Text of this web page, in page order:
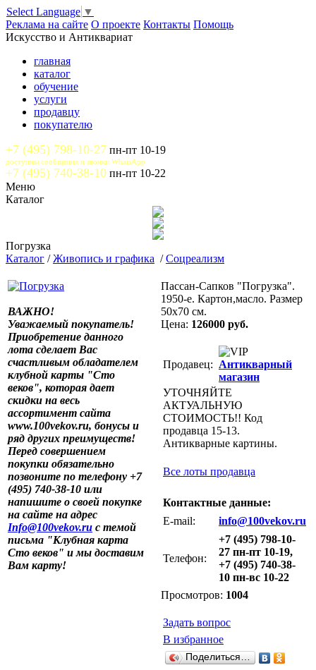
Select Language ▼
Реклама на сайте О проекте Контакты Помощь
Искусство и Антиквариат
главная
каталог
обучение
услуги
продавцу
покупателю
+7 (495) 798-10-27 пн-пт 10-19
доступны сообщения и звонки WhatsApp
+7 (495) 740-38-10 пн-пт 10-22
Меню
Каталог
Погрузка
Каталог /Живопись и графика /Соцреализм
ВАЖНО!
Уважаемый покупатель!
Приобретение данного
лота сделает Вас
счастливым обладателем
клубной карты "Сто
веков", которая дает
скидки на весь
ассортимент сайта
www.100vekov.ru, бонусы и
ряд других преимуществ!
Перед совершением
покупки обязательно
позвоните по телефону +7
(495) 740-38-10 или
напишите о своей покупке
на сайте на адрес
Info@100vekov.ru с темой
письма "Клубная карта
Сто веков" и мы доставим
Вам карту!
Пассан-Сапков "Погрузка".
1950-е. Картон,масло. Размер
50х70 см.
Цена: 126000 руб.
Продавец: Антикварный
магазин
УТОЧНЯЙТЕ
АКТУАЛЬНУЮ
СТОИМОСТЬ!! Код
продавца 15-13.
Антикварные картины.
Все лоты продавца
Контактные данные:
E-mail:
info@100vekov.ru
Телефон:
+7 (495) 798-10-
27 пн-пт 10-19,
+7 (495) 740-38-
10 пн-вс 10-22
Просмотров: 1004
Задать вопрос
В избранное
Поделиться…